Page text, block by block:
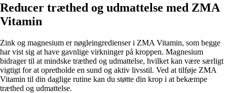
Reducer træthed og udmattelse med ZMA
Vitamin
Zink og magnesium er nøgleingredienser i ZMA Vitamin, som begge
har vist sig at have gavnlige virkninger på kroppen. Magnesium
bidrager til at mindske træthed og udmattelse, hvilket kan være særligt
vigtigt for at opretholde en sund og aktiv livsstil. Ved at tilføje ZMA
Vitamin til din daglige rutine kan du støtte din krop i at bekæmpe
træthed og udmattelse.